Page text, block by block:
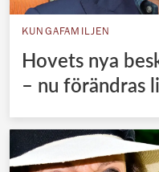
KUNGAFAMILJEN
Hovets nya
– nu förändras